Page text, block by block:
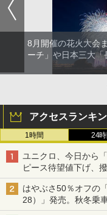
8月開催の花火大会
ーチ」や日本三大「
アクセスランキ
1時間 24
ユニクロ、今日から
ピース待望値下げ、
はやぶさ50％オフの
28）」発売。秋冬乗